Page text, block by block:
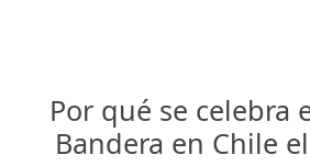
Por qué se celebra
Bandera en Chile